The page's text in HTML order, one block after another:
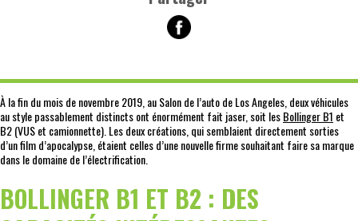
À la fin du mois de novembre 2019, au Salon de l’auto de Los Angeles, deux véhicules
au style passablement distincts ont énormément fait jaser, soit lesBollinger B1 et
B2 (VUS et camionnette). Les deux créations, qui semblaient directement sorties
d’un film d’apocalypse, étaient celles d’une nouvelle firme souhaitant faire sa marque
dans le domaine de l’électrification.
BOLLINGER B1 ET B2 : DES